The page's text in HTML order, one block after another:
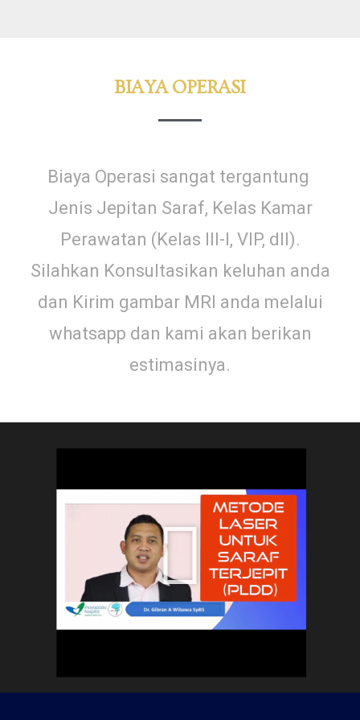
BIAYA OPERASI
Biaya Operasi sangat tergantung
Jenis Jepitan Saraf, Kelas Kamar
Perawatan (Kelas III-I, VIP, dll).
Silahkan Konsultasikan keluhan anda
dan Kirim gambar MRI anda melalui
whatsapp dan kami akan berikan
estimasinya.